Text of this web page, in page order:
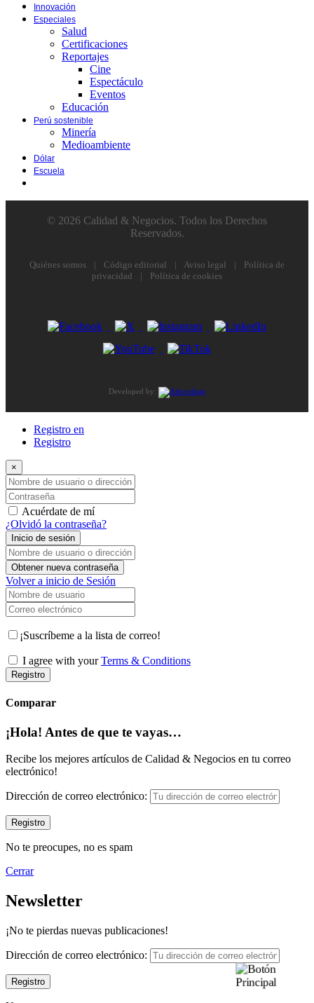
Innovación
Especiales
Salud
Certificaciones
Reportajes
Cine
Espectáculo
Eventos
Educación
Perú sostenible
Minería
Medioambiente
Dólar
Escuela
© 2026 Calidad & Negocios. Todos los Derechos
Reservados.
Quiénes somos | Código editorial | Aviso legal |
Política de
privacidad
| Política de cookies
Developed by:
Registro en
Registro
×
Nombre de usuario o dirección de correo electrónico
Contraseña
Acuérdate de mí
¿Olvidó la contraseña?
Inicio de sesión
Nombre de usuario o dirección de correo electrónico
Obtener nueva contraseña
Volver a inicio de Sesión
Nombre de usuario
Correo electrónico
¡Suscríbeme a la lista de correo!
I agree with yourTerms & Conditions
Registro
Comparar
¡Hola! Antes de que te vayas…
Recibe los mejores artículos de Calidad & Negocios en tu correo
electrónico!
Dirección de correo electrónico:
No te preocupes, no es spam
Cerrar
Newsletter
¡No te pierdas nuevas publicaciones!
Dirección de correo electrónico: